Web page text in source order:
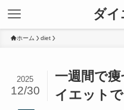
ダイ
ホーム diet
一週間で
イエット
2025
12/30